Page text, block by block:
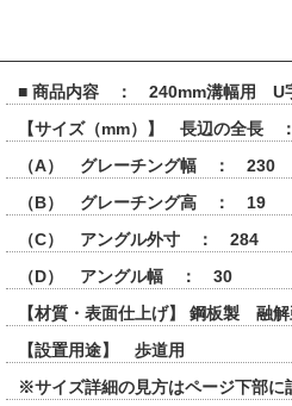
■ 商品内容 ： 240mm溝幅用 U
【サイズ（mm）】 長辺の
（A） グレーチング幅 ： 230
（B） グレーチング高 ： 19
（C） アングル外寸 ： 284
（D） アングル幅 ： 30
【材質・表面仕上げ】 鋼板製 融
【設置用途】 歩道用
※サイズ詳細の見方はページ下部に